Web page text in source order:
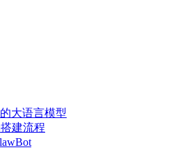
大语言模型
建流程